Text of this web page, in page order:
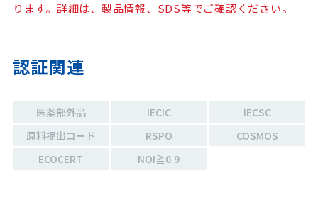
ります。詳細は、製品情報、SDS等でご確認ください。
認証関連
医薬部外品 IECIC
IECSC
原料提出コード
RSPO
COSMOS
ECOCERT
NOI≧0.9